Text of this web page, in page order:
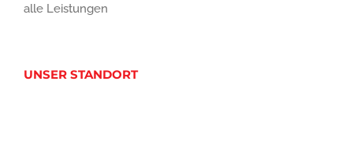
alle Leistungen
UNSER STANDORT